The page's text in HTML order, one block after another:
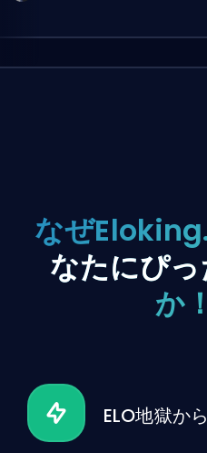
なぜ
なたにぴっ
か！
ELO地獄か